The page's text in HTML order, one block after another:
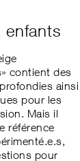
enfants
contient des
ainsi
pour les
Mais il
référence
pour